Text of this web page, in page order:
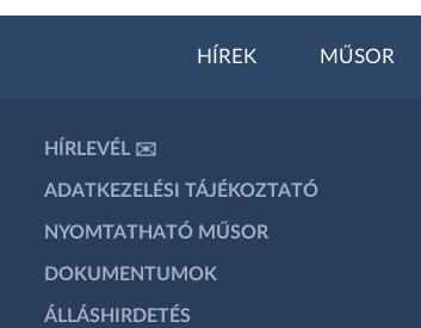
HÍREK MŰSOR
HÍRLEVÉL ✉️
ADATKEZELÉSI TÁJÉKOZTATÓ
NYOMTATHATÓ MŰSOR
DOKUMENTUMOK
ÁLLÁSHIRDETÉS